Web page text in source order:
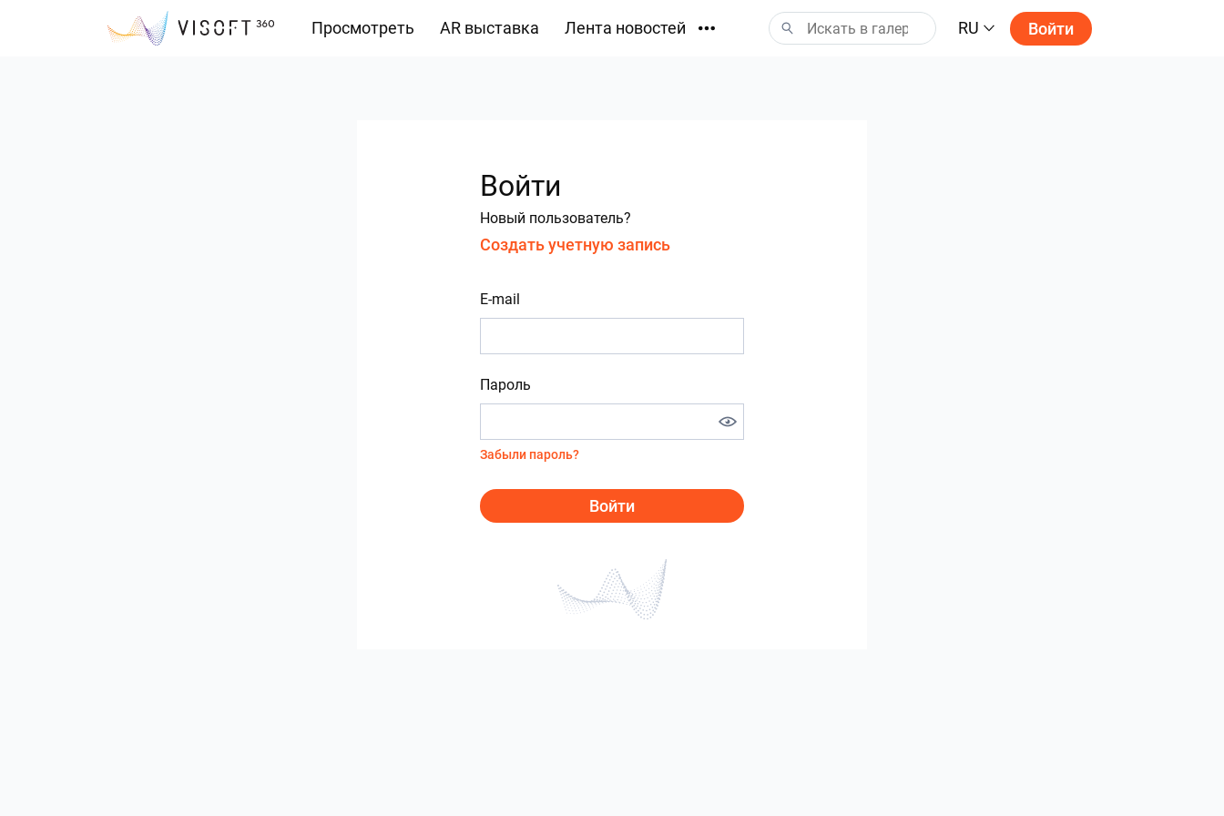
Просмотреть AR выставка Лента новостей RU Войти
Войти
Новый пользователь?
Создать учетную запись
E-mail
Пароль
Забыли пароль?
Войти